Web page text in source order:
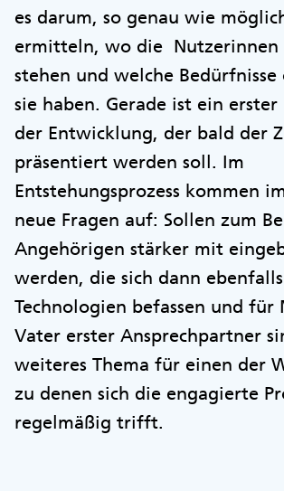
es darum, so genau wie
ermitteln, wo die Nutzerinnen
stehen und welche Bedürfnisse
sie haben. Gerade ist ein
der Entwicklung, der bald der
präsentiert werden soll. Im
Entstehungsprozess kommen
neue Fragen auf: Sollen zum
Angehörigen stärker mit
werden, die sich dann
Technologien befassen und
Vater erster Ansprechpartner
weiteres Thema für einen der
zu denen sich die engagierte
regelmäßig trifft.